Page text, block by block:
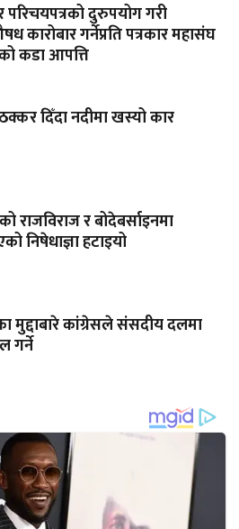
परिचयपत्रको दुरुपयोग गरी
कारोबार गर्नेप्रति पत्रकार महासंघ
कडा आपत्ति
दिँदा नदीमा खस्यो कार
राजविराज र बोदेबर्साइनमा
निषेधाज्ञा हटाइयो
मुद्दाबारे कांग्रेसले संसदीय दलमा